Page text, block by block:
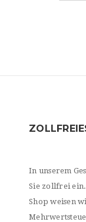
In unserem
Sie zollfrei
Shop weisen